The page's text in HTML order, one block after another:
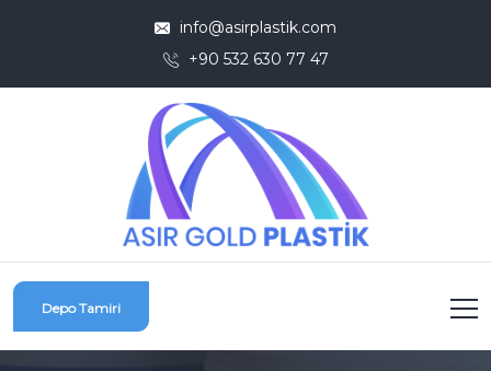
info@asirplastik.com
+90 532 630 77 47
Depo Tamiri